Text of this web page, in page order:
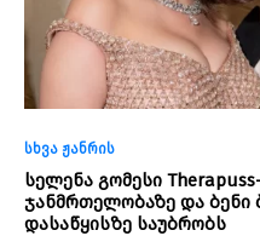
სხვა ჟანრის
სელენა გომესი
ჯანმრთელობაზე და
დასაწყისზე საუბრობს